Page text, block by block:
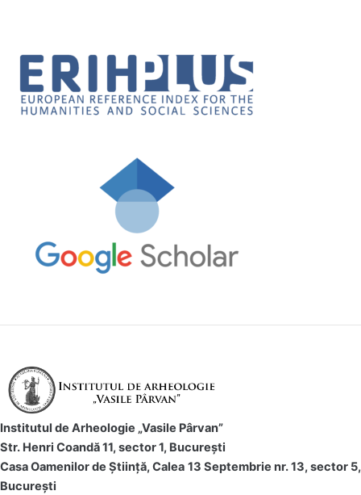
Institutul de Arheologie „Vasile Pârvan”
Str. Henri Coandă 11, sector 1, București
Casa Oamenilor de Știință, Calea 13 Septembrie nr. 13, sector 5,
București